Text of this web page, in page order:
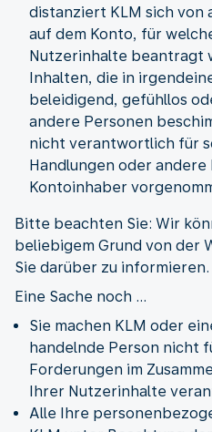
distanziert KLM sich von
auf dem Konto, für
Nutzerinhalte beantragt
Inhalten, die in
beleidigend, gefühllos
andere Personen
nicht verantwortlich für
Handlungen oder
Kontoinhaber
Bitte beachten Sie: Wir
beliebigem Grund von der
Sie darüber zu informieren.
Eine Sache noch ...
Sie machen KLM oder
handelnde Person nicht
Forderungen im
Ihrer Nutzerinhalte
Alle Ihre